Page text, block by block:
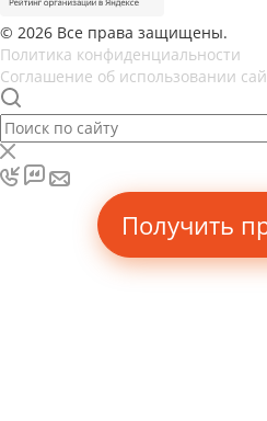
© 2026 Все права защищены.
Политика конфиденциальности
Соглашение об использовании
Получить